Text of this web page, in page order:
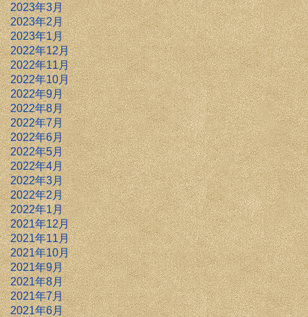
2023年3月
2023年2月
2023年1月
2022年12月
2022年11月
2022年10月
2022年9月
2022年8月
2022年7月
2022年6月
2022年5月
2022年4月
2022年3月
2022年2月
2022年1月
2021年12月
2021年11月
2021年10月
2021年9月
2021年8月
2021年7月
2021年6月